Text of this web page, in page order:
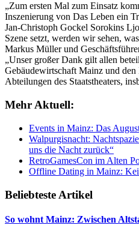
„Zum ersten Mal zum Einsatz
Inszenierung von Das Leben ein
Jan-Christoph Gockel Sorokins
Szene setzt, werden wir sehen,
Markus Müller und
„Unser großer Dank gilt allen
Gebäudewirtschaft Mainz und
Abteilungen des Staatstheaters,
Mehr Aktuell:
Events in Mainz: Das
Walpurgisnacht:
uns die Nacht zurück“
RetroGamesCon im Alten
Offline Dating in Mainz:
Beliebteste Artikel
So wohnt Mainz: Zwischen